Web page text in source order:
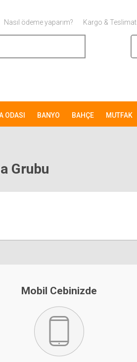
Nasıl ödeme yaparım? Kargo & Teslimat
ODASI BANYO BAHÇE MUTFAK
Grubu
Mobil Cebinizde